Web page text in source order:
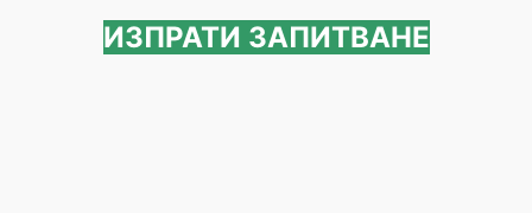
ИЗПРАТИ ЗАПИТВАНЕ